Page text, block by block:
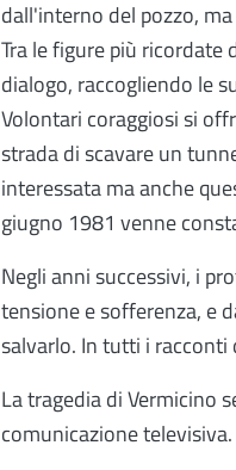
dall'interno del pozzo,
Tra le figure più ricordate
dialogo, raccogliendo le
Volontari coraggiosi si
strada di scavare un
interessata ma anche
giugno 1981 venne
Negli anni successivi, i
tensione e sofferenza, e
salvarlo. In tutti i
La tragedia di Vermicino
comunicazione televisiva.